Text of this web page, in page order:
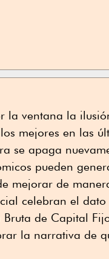
la ventana la
mejores en las
se apaga
pueden
mejorar de
celebran el
de Capital
la narrativa de